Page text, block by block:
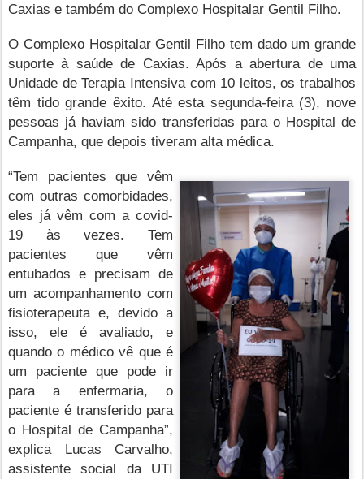
Caxias e também do Complexo Hospitalar Gentil Filho.
O Complexo Hospitalar Gentil Filho tem dado um grande
suporte à saúde de Caxias. Após a abertura de uma
Unidade de Terapia Intensiva com 10 leitos, os trabalhos
têm tido grande êxito. Até esta segunda-feira (3), nove
pessoas já haviam sido transferidas para o Hospital de
Campanha, que depois tiveram alta médica.
“Tem pacientes que vêm
com outras comorbidades,
eles já vêm com a covid-
19 às vezes. Tem
pacientes que vêm
entubados e precisam de
um acompanhamento com
fisioterapeuta e, devido a
isso, ele é avaliado, e
quando o médico vê que é
um paciente que pode ir
para a enfermaria, o
paciente é transferido para
o Hospital de Campanha”,
explica Lucas Carvalho,
assistente social da UTI